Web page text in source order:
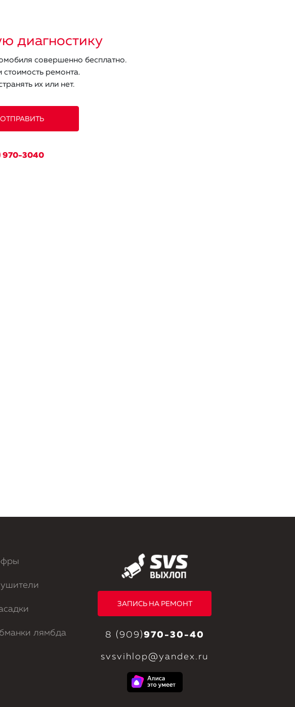
диагностику
совершенно бесплатно.
ремонта.
их или нет.
970-3040
лямбда
ЗАПИСЬ НА РЕМОНТ
8 (909)970-30-40
svsvihlop@yandex.ru